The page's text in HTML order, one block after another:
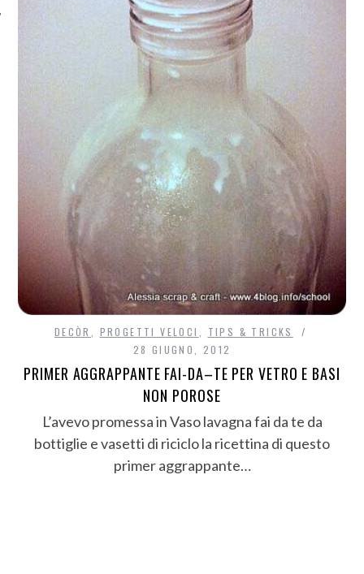
DECÒR PROGETTI VELOCI
TIPS & TRICKS
28 GIUGNO, 2012
PRIMER AGGRAPPANTE FAI-DA–TE PER VETRO E BASI
NON POROSE
L’avevo promessa in Vaso lavagna fai da te da
bottiglie e vasetti di riciclo la ricettina di questo
primer aggrappante…